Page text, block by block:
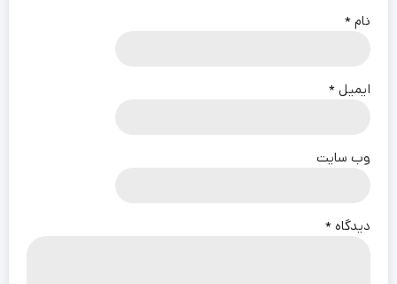
نام*
ایمیل*
وب‌ سایت
دیدگاه*